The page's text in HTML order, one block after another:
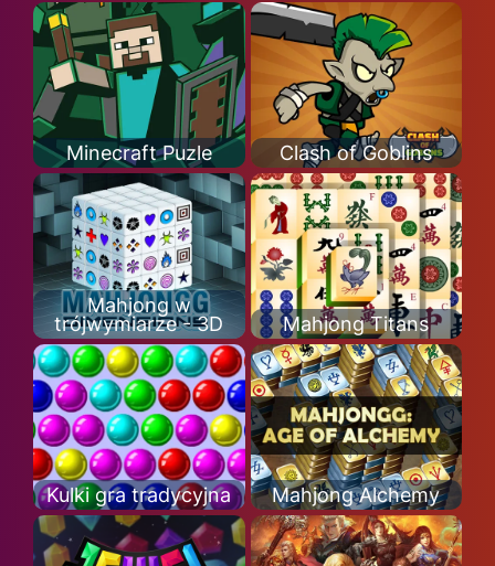
Minecraft Puzle Clash of Goblins
Mahjong w
trójwymiarze - 3D
Mahjong Titans
Kulki gra tradycyjna Mahjong Alchemy